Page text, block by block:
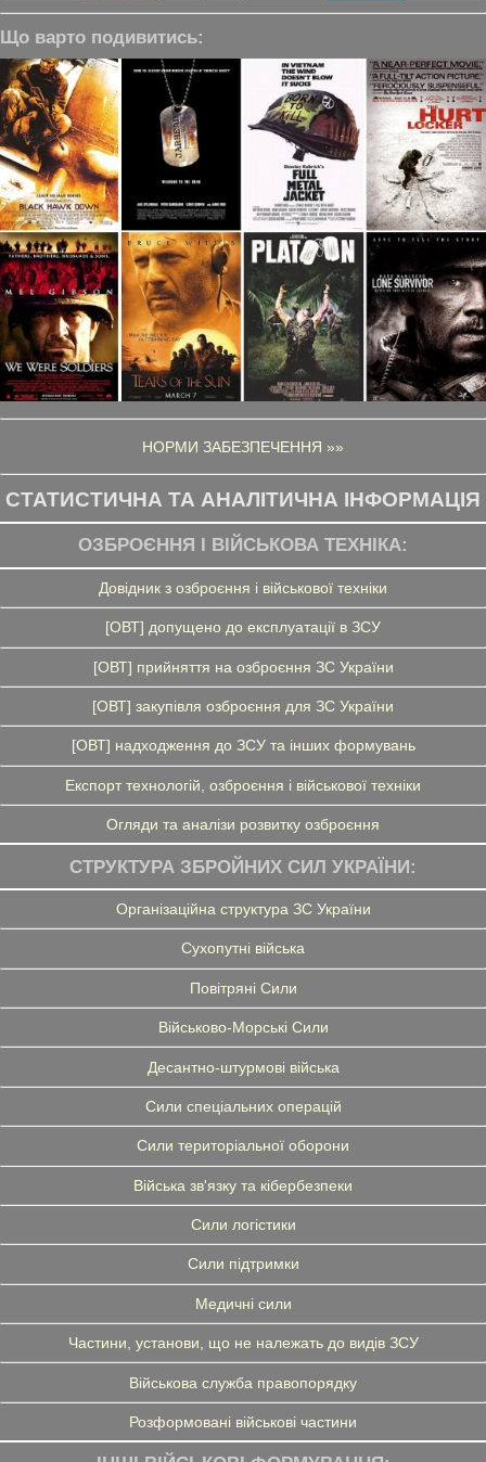
Що варто подивитись:
НОРМИ ЗАБЕЗПЕЧЕННЯ »»
СТАТИСТИЧНА ТА АНАЛІТИЧНА ІНФОРМАЦІЯ
ОЗБРОЄННЯ І ВІЙСЬКОВА ТЕХНІКА:
Довідник з озброєння і військової техніки
[ОВТ] допущено до експлуатації в ЗСУ
[ОВТ] прийняття на озброєння ЗС України
[ОВТ] закупівля озброєння для ЗС України
[ОВТ] надходження до ЗСУ та інших формувань
Експорт технологій, озброєння і військової техніки
Огляди та аналізи розвитку озброєння
СТРУКТУРА ЗБРОЙНИХ СИЛ УКРАЇНИ:
Організаційна структура ЗС України
Сухопутні війська
Повітряні Сили
Військово-Морські Сили
Десантно-штурмові війська
Сили спеціальних операцій
Сили територіальної оборони
Війська зв'язку та кібербезпеки
Сили логістики
Сили підтримки
Медичні сили
Частини, установи, що не належать до видів ЗСУ
Військова служба правопорядку
Розформовані військові частини